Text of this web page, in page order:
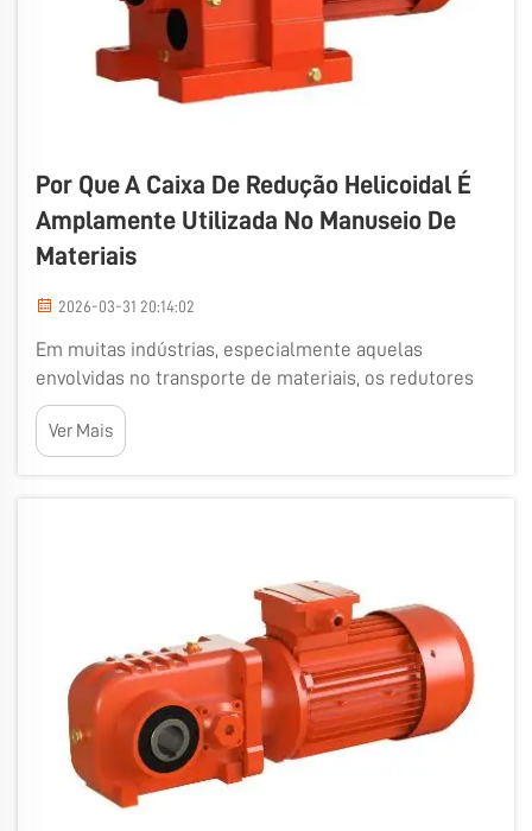
Por Que A Caixa De Redução Helicoidal É
Amplamente Utilizada No Manuseio De
Materiais
2026-03-31 20:14:02
Em muitas indústrias, especialmente aquelas
envolvidas no transporte de materiais, os redutores
helicoidais são indispensáveis. Esses redutores
permitem que as máquinas desempenhem melhor
suas funções, reduzindo ruídos e vibrações e
Ver Mais